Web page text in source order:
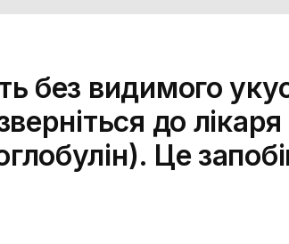
без видимого
до
Це